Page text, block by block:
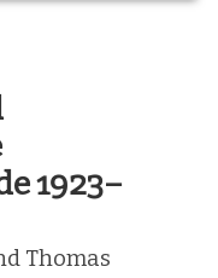
1923–
Thomas